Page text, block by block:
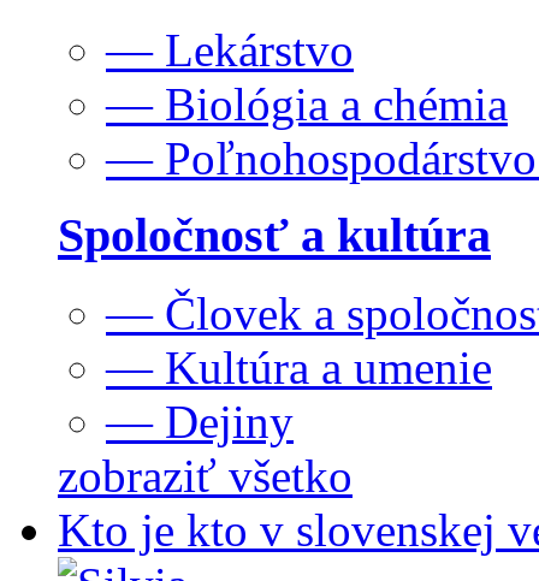
— Lekárstvo
— Biológia a chémia
—
Spoločnosť a kultúra
— Človek a
— Kultúra a umenie
— Dejiny
zobraziť všetko
Kto je kto v slovenskej